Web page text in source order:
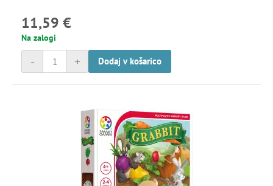
Razprodaja -40 %
Svetilke in razsvetljava za otroško sobo
Športne igre
Športne torbe
11,59 €
Na zalogi
+
- Dodaj v košarico